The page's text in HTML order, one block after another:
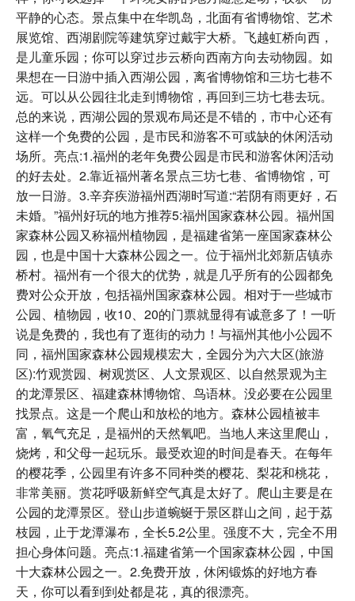
平静的心态。景点集中在华凯岛，北面有省博物馆、艺术
展览馆、西湖剧院等建筑穿过戴宇大桥。飞越虹桥向西，
是儿童乐园；你可以穿过步云桥向西南方向去动物园。如
果想在一日游中插入西湖公园，离省博物馆和三坊七巷不
远。可以从公园往北走到博物馆，再回到三坊七巷去玩。
总的来说，西湖公园的景观布局还是不错的，市中心还有
这样一个免费的公园，是市民和游客不可或缺的休闲活动
场所。亮点:1.福州的老年免费公园是市民和游客休闲活动
的好去处。2.靠近福州著名景点三坊七巷、省博物馆，可
放一日游。3.辛弃疾游福州西湖时写道:“若阴有雨更好，石
未婚。”福州好玩的地方推荐5:福州国家森林公园。福州国
家森林公园又称福州植物园，是福建省第一座国家森林公
园，也是中国十大森林公园之一。位于福州北郊新店镇赤
桥村。福州有一个很大的优势，就是几乎所有的公园都免
费对公众开放，包括福州国家森林公园。相对于一些城市
公园、植物园，收10、20的门票就显得有诚意多了！一听
说是免费的，我也有了逛街的动力！与福州其他小公园不
同，福州国家森林公园规模宏大，全园分为六大区(旅游
区):竹观赏园、树观赏区、人文景观区、以自然景观为主
的龙潭景区、福建森林博物馆、鸟语林。没必要在公园里
找景点。这是一个爬山和放松的地方。森林公园植被丰
富，氧气充足，是福州的天然氧吧。当地人来这里爬山，
烧烤，和父母一起玩乐。最受欢迎的时间是春天。在每年
的樱花季，公园里有许多不同种类的樱花、梨花和桃花，
非常美丽。赏花呼吸新鲜空气真是太好了。爬山主要是在
公园的龙潭景区。登山步道蜿蜒于景区群山之间，起于荔
枝园，止于龙潭瀑布，全长5.2公里。强度不大，完全不用
担心身体问题。亮点:1.福建省第一个国家森林公园，中国
十大森林公园之一。2.免费开放，休闲锻炼的好地方春
天，你可以看到到处都是花，真的很漂亮。